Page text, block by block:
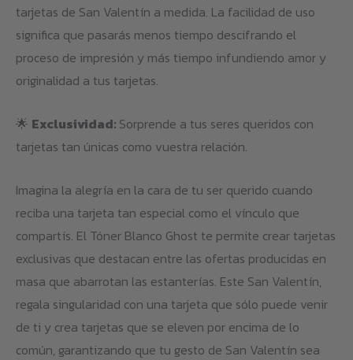
tarjetas de San Valentín a medida. La facilidad de uso
significa que pasarás menos tiempo descifrando el
proceso de impresión y más tiempo infundiendo amor y
originalidad a tus tarjetas.
🌟 Exclusividad: Sorprende a tus seres queridos con
tarjetas tan únicas como vuestra relación.
Imagina la alegría en la cara de tu ser querido cuando
reciba una tarjeta tan especial como el vínculo que
compartís. El Tóner Blanco Ghost te permite crear tarjetas
exclusivas que destacan entre las ofertas producidas en
masa que abarrotan las estanterías. Este San Valentín,
regala singularidad con una tarjeta que sólo puede venir
de ti y crea tarjetas que se eleven por encima de lo
común, garantizando que tu gesto de San Valentín sea